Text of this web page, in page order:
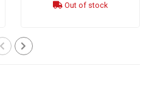
Out of stock